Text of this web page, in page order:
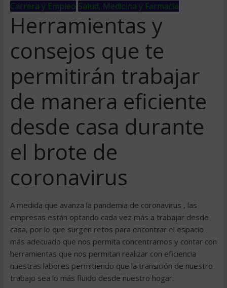
Carrera y Empleo Salud, Medicina y Farmacia
Herramientas y
consejos que te
permitirán trabajar
de manera eficiente
desde casa durante
el brote de
coronavirus
A medida que avanza la pandemia de coronavirus , las
empresas están optando cada vez más a trabajar desde
casa, por lo que surgen retos para encontrar el espacio
más adecuado que nos permita concentrarnos y contar con
herramientas que nos permitan realizar con eficiencia
nuestras labores permitiendo que la transición de nuestro
trabajo sea lo más fluido desde nuestro hogar.